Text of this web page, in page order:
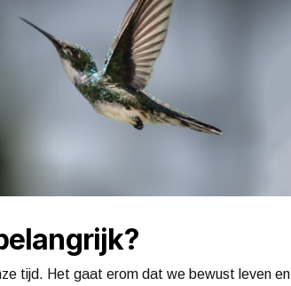
tijd. Het gaat erom dat we bewust leven en